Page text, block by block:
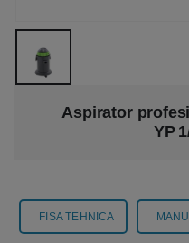
Aspirator
YP
FISA TEHNICA